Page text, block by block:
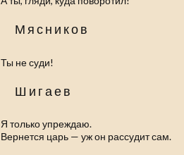
Мясников
Ты не суди!
Шигаев
Я только упреждаю.
Вернется царь — уж он рассудит сам.